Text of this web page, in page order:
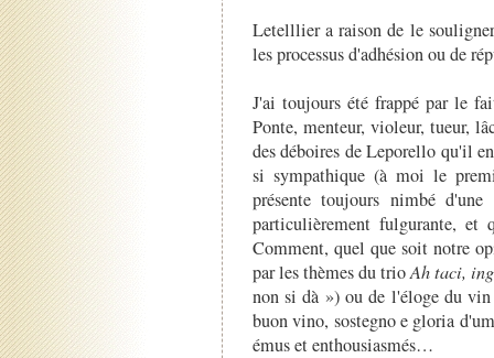
Letelllier a raison de le
les processus d'adhésion ou de
J'ai toujours été frappé par le
Ponte, menteur, violeur, tueur,
des déboires de Leporello qu'il
si sympathique (à moi le
présente toujours nimbé
particulièrement fulgurante, et
Comment, quel que soit notre
par les thèmes du trioAh taci,
non si dà ») ou de l'éloge du
buon vino, sostegno e gloria
émus et enthousiasmés…